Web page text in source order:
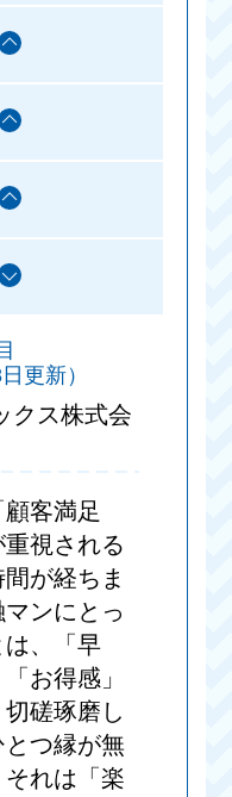
更新）
ス株式会
客満足
視される
が経ちま
ンにとっ
、「早
お得感」
磋琢磨し
つ縁が無
れは「楽